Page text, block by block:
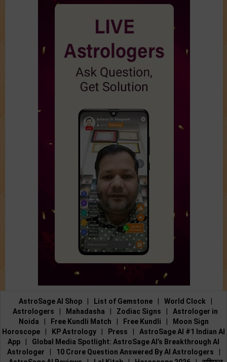
AstroSage AI Shop List of Gemstone World Clock
Astrologers
Mahadasha Zodiac Signs
Astrologer in
Noida
Free Kundli Match Free Kundli
Moon Sign
Horoscope
KP Astrology Press
AstroSage AI #1 Indian AI
App
Global Media Spotlight: AstroSage AI’s Breakthrough AI
Astrologer
10 Crore Question Answered By AI Astrologers